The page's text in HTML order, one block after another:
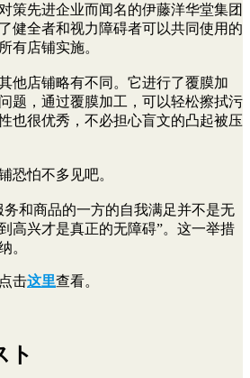
策先进企业而闻名的伊藤洋华堂集团
健全者和视力障碍者可以共同使用的
有店铺实施。
他店铺略有不同。它进行了覆膜加
题，通过覆膜加工，可以轻松擦拭污
也很优秀，不必担心盲文的凸起被压
恐怕不多见吧。
务和商品的一方的自我满足并不是无
高兴才是真正的无障碍”。这一举措
。
击这里查看。
ト